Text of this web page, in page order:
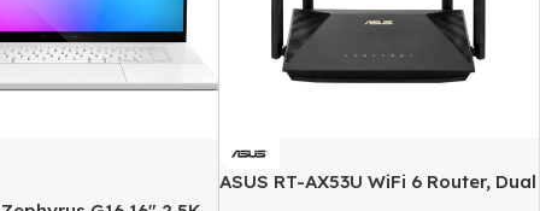
ASUS RT-AX53U WiFi 6 Router, Dual